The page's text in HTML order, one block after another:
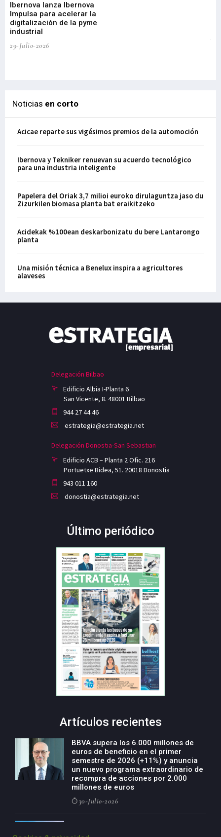
Ibernova lanza Ibernova
Impulsa para acelerar la
digitalización de la pyme
industrial
29-Julio-2026
Noticias en corto
Acicae reparte sus vigésimos premios de la automoción
Ibernova y Tekniker renuevan su acuerdo tecnológico
para una industria inteligente
Papelera del Oriak 3,7 milioi euroko dirulaguntza jaso du
Zizurkilen biomasa planta bat eraikitzeko
Acidekak %100ean deskarbonizatu du bere Lantarongo
planta
Una misión técnica a Benelux inspira a agricultores
alaveses
Delegación Bilbao
Edificio Albia I-Planta 6
San Vicente, 8. 48001 Bilbao
944 27 44 46
estrategia@estrategia.net
Delegación Donostia-San Sebastian
Edificio ACB – Planta 2 Ofic. 216
Portuetxe Bidea, 51. 20018 Donostia
943 011 160
donostia@estrategia.net
Último periódico
Artículos recientes
BBVA supera los 6.000 millones de
euros de beneficio en el primer
semestre de 2026 (+11%) y anuncia
un nuevo programa extraordinario de
recompra de acciones por 2.000
millones de euros
30-Julio-2026
negocio agro con un modelo global